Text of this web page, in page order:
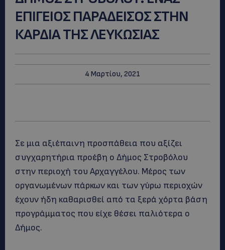
ΕΠΙΓΕΙΟΣ ΠΑΡΑΔΕΙΣΟΣ ΣΤΗΝ
ΚΑΡΔΙΑ ΤΗΣ ΛΕΥΚΩΣΙΑΣ
4 Μαρτίου, 2021
Σε μια αξιέπαινη προσπάθεια που αξίζει
συγχαρητήρια προέβη ο Δήμος Στροβόλου
στην περιοχή του Αρχαγγέλου. Μέρος των
οργανωμένων πάρκων και των γύρω περιοχών
έχουν ήδη καθαρισθεί από τα ξερά χόρτα βάση
προγράμματος που είχε θέσει παλιότερα ο
Δήμος.